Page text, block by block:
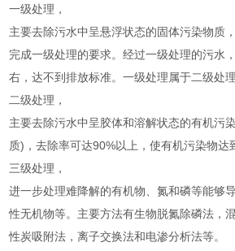
一级处理，
主要去除污水中呈悬浮状态的固体污染物质
完成一级处理的要求。经过一级处理的污水
右，达不到排放标准。一级处理属于二级处理
二级处理，
主要去除污水中呈胶体和溶解状态的有机污
质)，去除率可达90%以上，使有机污染物达
三级处理，
进一步处理难降解的有机物、氮和磷等能够
性无机物等。主要方法有生物脱氮除磷法，
性炭吸附法，离子交换法和电渗分析法等。